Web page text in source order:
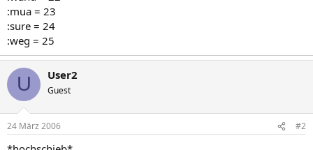
:mua = 23
:sure = 24
:weg = 25
U User2
Guest
24 März 2006 #2